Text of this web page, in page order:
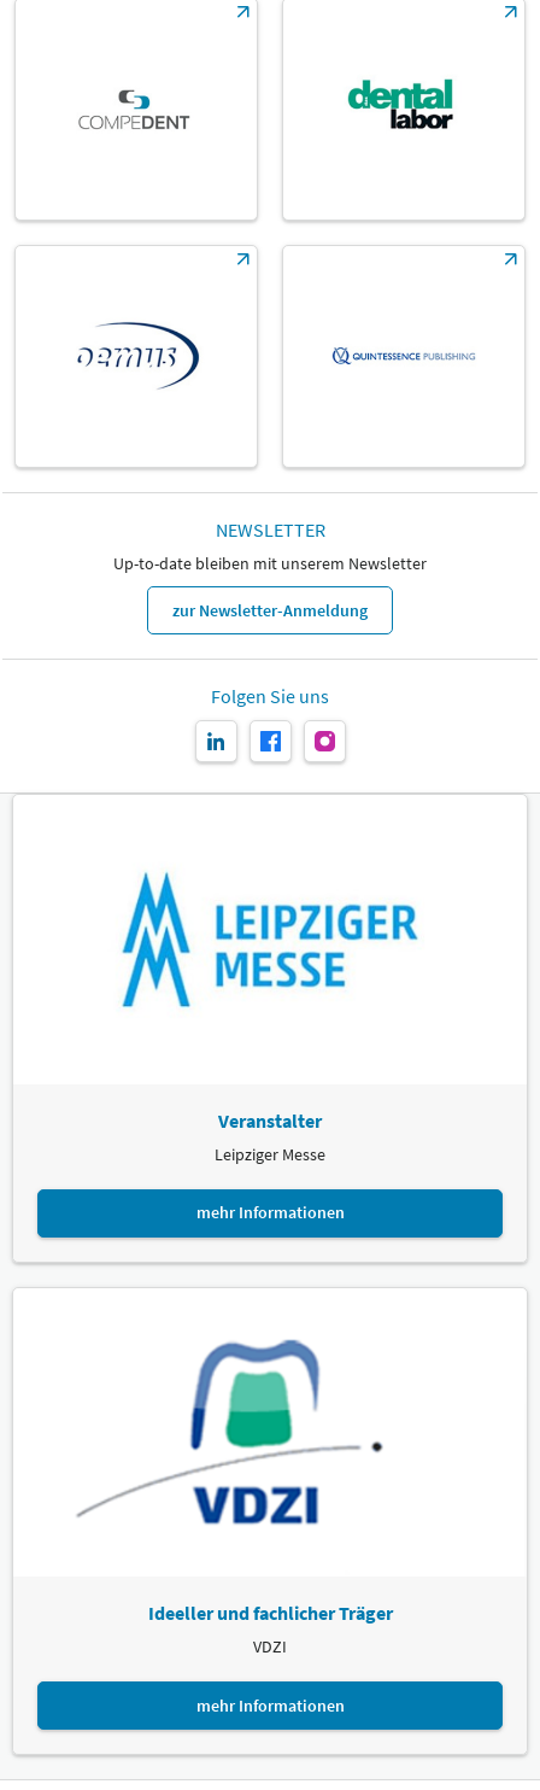
NEWSLETTER
Up-to-date bleiben mit unserem Newsletter
zur Newsletter-Anmeldung
Folgen Sie uns
Veranstalter
Leipziger Messe
mehr Informationen
Ideeller und fachlicher Träger
VDZI
mehr Informationen